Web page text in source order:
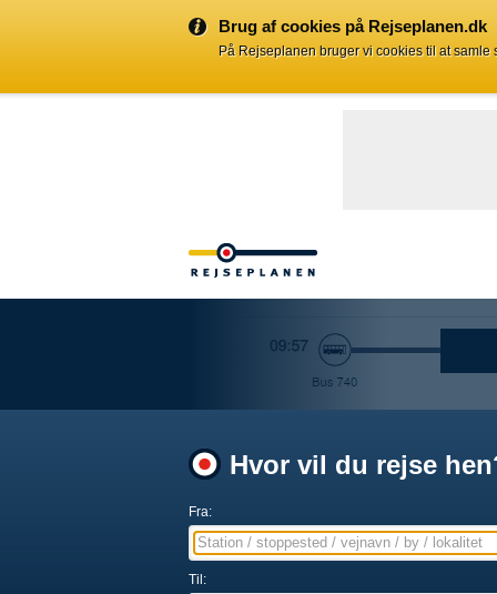
Brug af cookies på Rejseplanen.dk
På Rejseplanen bruger vi cookies til at
Hvor vil du rejse
Fra:
Station / stoppested / vejnavn / by / lokalitet
Til: